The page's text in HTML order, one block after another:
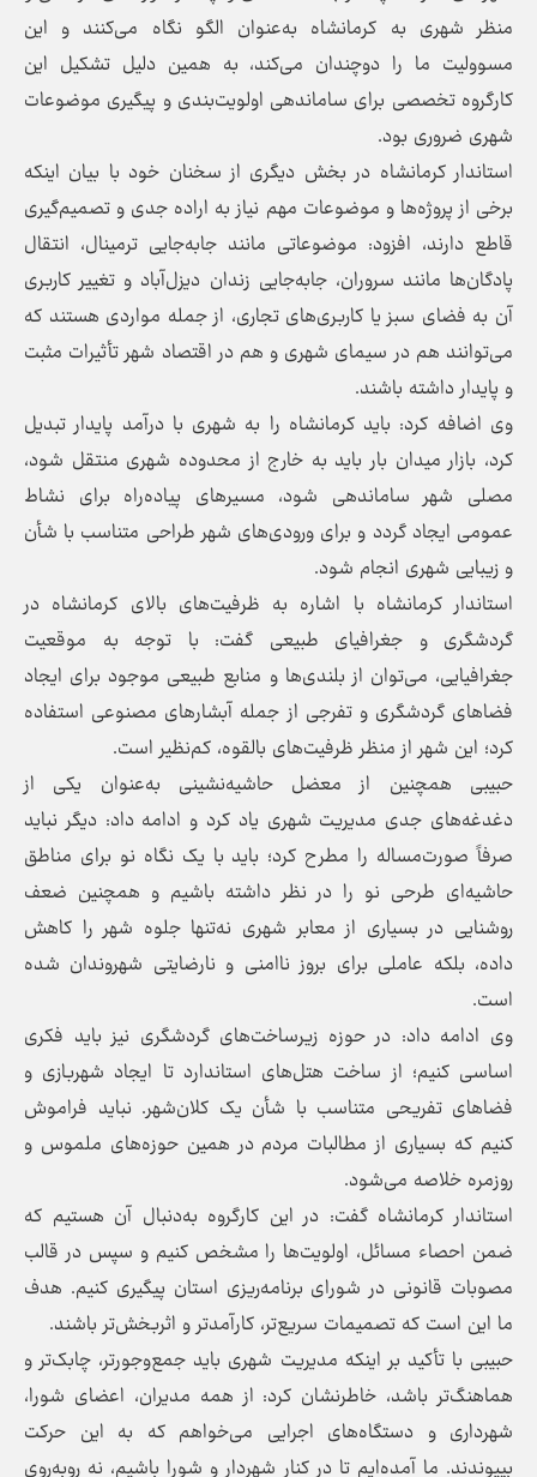
منظر شهری به کرمانشاه به‌عنوان الگو نگاه می‌کنند و این
مسوولیت ما را دوچندان می‌کند، به همین دلیل تشکیل این
کارگروه تخصصی برای ساماندهی اولویت‌بندی و پیگیری موضوعات
شهری ضروری بود.
استاندار کرمانشاه در بخش دیگری از سخنان خود با بیان اینکه
برخی از پروژه‌ها و موضوعات مهم نیاز به اراده جدی و تصمیم‌گیری
قاطع دارند، افزود: موضوعاتی مانند جابه‌جایی ترمینال، انتقال
پادگان‌ها مانند سروران، جابه‌جایی زندان دیزل‌آباد و تغییر کاربری
آن به فضای سبز یا کاربری‌های تجاری، از جمله مواردی هستند که
می‌توانند هم در سیمای شهری و هم در اقتصاد شهر تأثیرات مثبت
و پایدار داشته باشند.
وی اضافه کرد: باید کرمانشاه را به شهری با درآمد پایدار تبدیل
کرد، بازار میدان بار باید به خارج از محدوده شهری منتقل شود،
مصلی شهر ساماندهی شود، مسیرهای پیاده‌راه برای نشاط
عمومی ایجاد گردد و برای ورودی‌های شهر طراحی متناسب با شأن
و زیبایی شهری انجام شود.
استاندار کرمانشاه با اشاره به ظرفیت‌های بالای کرمانشاه در
گردشگری و جغرافیای طبیعی گفت: با توجه به موقعیت
جغرافیایی، می‌توان از بلندی‌ها و منابع طبیعی موجود برای ایجاد
فضاهای گردشگری و تفرجی از جمله آبشارهای مصنوعی استفاده
کرد؛ این شهر از منظر ظرفیت‌های بالقوه، کم‌نظیر است.
حبیبی همچنین از معضل حاشیه‌نشینی به‌عنوان یکی از
دغدغه‌های جدی مدیریت شهری یاد کرد و ادامه داد: دیگر نباید
صرفاً صورت‌مساله را مطرح کرد؛ باید با یک نگاه نو برای مناطق
حاشیه‌ای طرحی نو را در نظر داشته باشیم و همچنین ضعف
روشنایی در بسیاری از معابر شهری نه‌تنها جلوه شهر را کاهش
داده، بلکه عاملی برای بروز ناامنی و نارضایتی شهروندان شده
است.
وی ادامه داد: در حوزه زیرساخت‌های گردشگری نیز باید فکری
اساسی کنیم؛ از ساخت هتل‌های استاندارد تا ایجاد شهربازی و
فضاهای تفریحی متناسب با شأن یک کلان‌شهر. نباید فراموش
کنیم که بسیاری از مطالبات مردم در همین حوزه‌های ملموس و
روزمره خلاصه می‌شود.
استاندار کرمانشاه گفت: در این کارگروه به‌دنبال آن هستیم که
ضمن احصاء مسائل، اولویت‌ها را مشخص کنیم و سپس در قالب
مصوبات قانونی در شورای برنامه‌ریزی استان پیگیری کنیم. هدف
ما این است که تصمیمات سریع‌تر، کارآمدتر و اثربخش‌تر باشند.
حبیبی با تأکید بر اینکه مدیریت شهری باید جمع‌وجورتر، چابک‌تر و
هماهنگ‌تر باشد، خاطرنشان کرد: از همه مدیران، اعضای شورا،
شهرداری و دستگاه‌های اجرایی می‌خواهم که به این حرکت
بپیوندند. ما آمده‌ایم تا در کنار شهردار و شورا باشیم، نه روبه‌روی